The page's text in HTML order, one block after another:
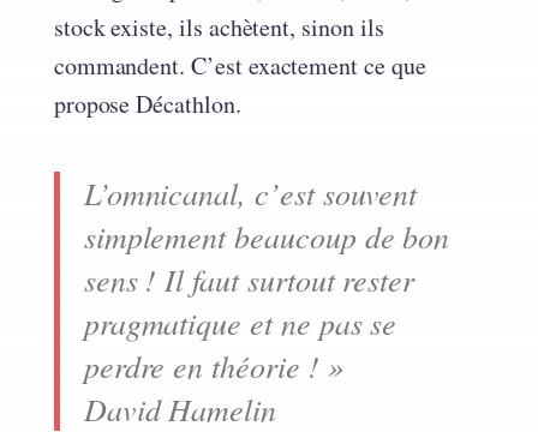
stock existe, ils achètent, sinon ils
commandent. C’est exactement ce que
propose Décathlon.
L’omnicanal, c’est souvent
simplement beaucoup de bon
sens ! Il faut surtout rester
pragmatique et ne pas se
perdre en théorie ! »
David Hamelin